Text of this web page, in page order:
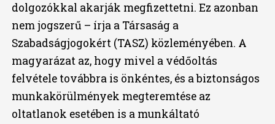
dolgozókkal akarják megfizettetni. Ez azonban
nem jogszerű – írja a Társaság a
Szabadságjogokért (TASZ) közleményében. A
magyarázat az, hogy mivel a védőoltás
felvétele továbbra is önkéntes, és a biztonságos
munkakörülmények megteremtése az
oltatlanok esetében is a munkáltató